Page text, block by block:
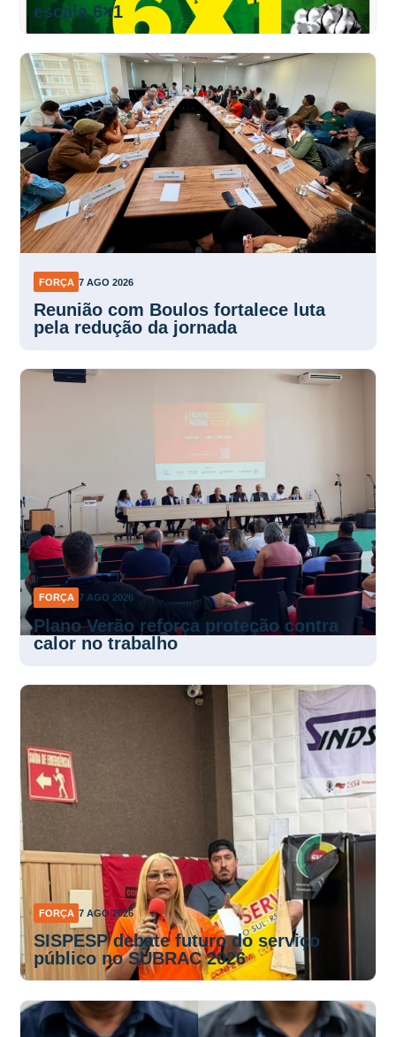
escala 6×1
FORÇA 7 AGO 2026
Reunião com Boulos fortalece luta
pela redução da jornada
FORÇA 7 AGO 2026
Plano Verão reforça proteção contra
calor no trabalho
FORÇA 7 AGO 2026
SISPESP debate futuro do serviço
público no SUBRAC 2026